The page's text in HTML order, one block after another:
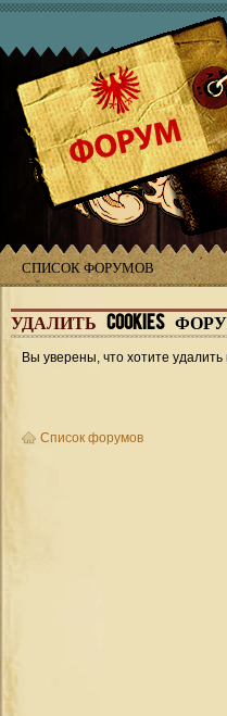
СПИСОК ФОРУМОВ
УДАЛИТЬ COOKIES
Вы уверены, что хотите
Список форумов